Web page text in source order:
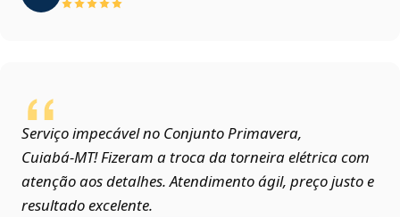
Serviço impecável no Conjunto Primavera,
Cuiabá‑MT! Fizeram a troca da torneira elétrica com
atenção aos detalhes. Atendimento ágil, preço justo e
resultado excelente.